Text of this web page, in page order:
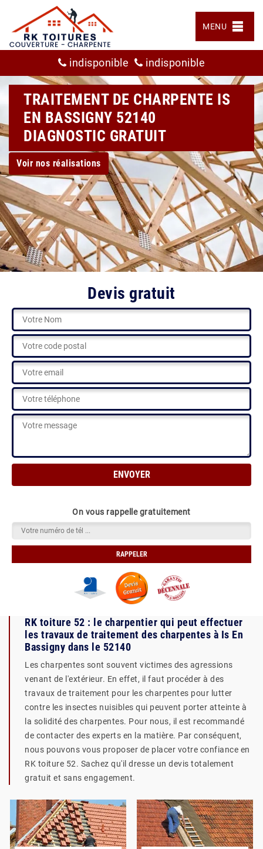
MENU
indisponible indisponible
TRAITEMENT DE CHARPENTE IS
EN BASSIGNY 52140
DIAGNOSTIC GRATUIT
Voir nos réalisations
Devis gratuit
On vous rappelle gratuitement
RK toiture 52 : le charpentier qui peut effectuer
les travaux de traitement des charpentes à Is En
Bassigny dans le 52140
Les charpentes sont souvent victimes des agressions
venant de l'extérieur. En effet, il faut procéder à des
travaux de traitement pour les charpentes pour lutter
contre les insectes nuisibles qui peuvent porter atteinte à
la solidité des charpentes. Pour nous, il est recommandé
de contacter des experts en la matière. Par conséquent,
nous pouvons vous proposer de placer votre confiance en
RK toiture 52. Sachez qu'il dresse un devis totalement
gratuit et sans engagement.